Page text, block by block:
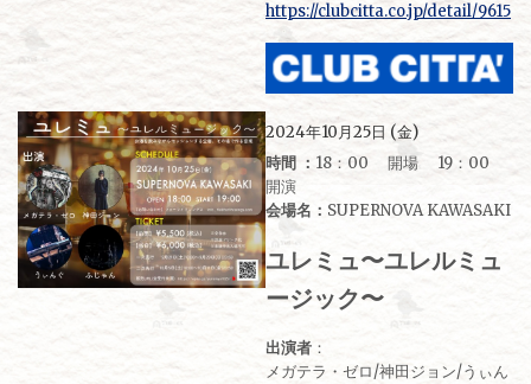
https://clubcitta.co.jp/detail/9615
2024年10月25日 (金)
時間 ： 18：00 開場 19：00
開演
会場名： SUPERNOVA KAWASAKI
ユレミュ〜ユレルミュ
ージック〜
出演者 ：
メガテラ・ゼロ/神⽥ジョン/うぃん